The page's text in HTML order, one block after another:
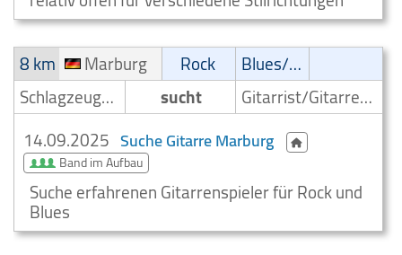
8 km
Marburg Rock
Blues/Swing
Schlagzeuger/Drummer
sucht
Gitarrist/Gitarrenspieler
14.09.2025 Suche Gitarre Marburg
Band im Aufbau
Suche erfahrenen Gitarrenspieler für Rock und
Blues